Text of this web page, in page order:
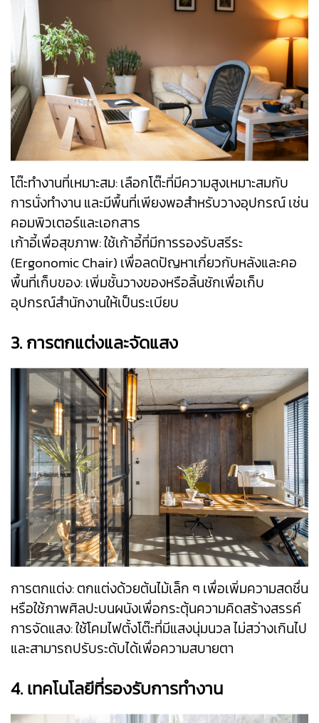
โต๊ะทำงานที่เหมาะสม: เลือกโต๊ะที่มีความสูงเหมาะสมกับ
การนั่งทำงาน และมีพื้นที่เพียงพอสำหรับวางอุปกรณ์ เช่น
คอมพิวเตอร์และเอกสาร
เก้าอี้เพื่อสุขภาพ: ใช้เก้าอี้ที่มีการรองรับสรีระ
(Ergonomic Chair) เพื่อลดปัญหาเกี่ยวกับหลังและคอ
พื้นที่เก็บของ: เพิ่มชั้นวางของหรือลิ้นชักเพื่อเก็บ
อุปกรณ์สำนักงานให้เป็นระเบียบ
3. การตกแต่งและจัดแสง
การตกแต่ง: ตกแต่งด้วยต้นไม้เล็ก ๆ เพื่อเพิ่มความสดชื่น
หรือใช้ภาพศิลปะบนผนังเพื่อกระตุ้นความคิดสร้างสรรค์
การจัดแสง: ใช้โคมไฟตั้งโต๊ะที่มีแสงนุ่มนวล ไม่สว่างเกินไป
และสามารถปรับระดับได้เพื่อความสบายตา
4. เทคโนโลยีที่รองรับการทำงาน